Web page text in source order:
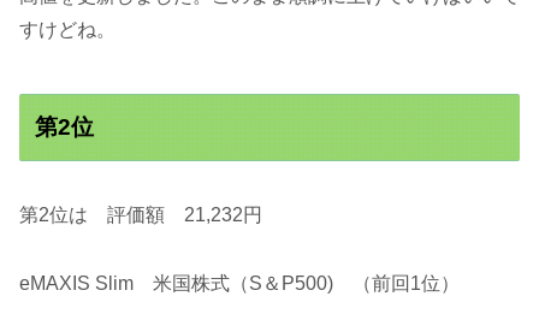
すけどね。
第2位
第2位は 評価額 21,232円
eMAXIS Slim 米国株式（S＆P500) （前回1位）